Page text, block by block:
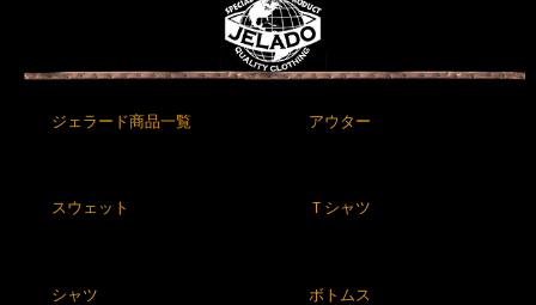
ジェラード商品一覧 アウター
スウェット Ｔシャツ
シャツ ボトムス